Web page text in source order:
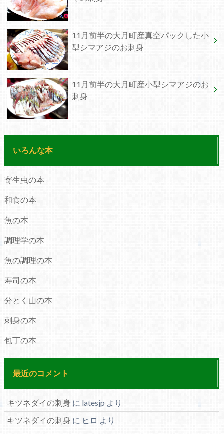
11月前半の大月町産真空パックした小
型シマアジのお刺身
11月前半の大月町産小型シマアジのお
刺身
いろんな本
寄生虫の本
和食の本
魚の本
調理学の本
魚の調理の本
寿司の本
分とく山の本
刺身の本
包丁の本
最近のコメント
キツネダイの刺身 に latesjp より
キツネダイの刺身 に ヒロ より